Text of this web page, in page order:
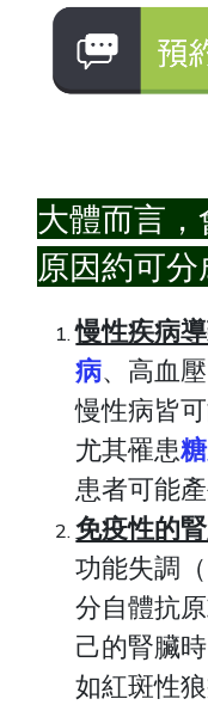
大體而言
原因約可
慢性疾病
病、高血
慢性病皆
尤其罹患
患者可能
免疫性的
功能失調
分自體抗
己的腎臟
如紅斑性